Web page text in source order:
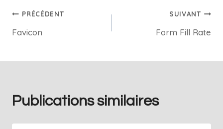
PRÉCÉDENT
Favicon
SUIVANT
Form Fill Rate
Publications similaires